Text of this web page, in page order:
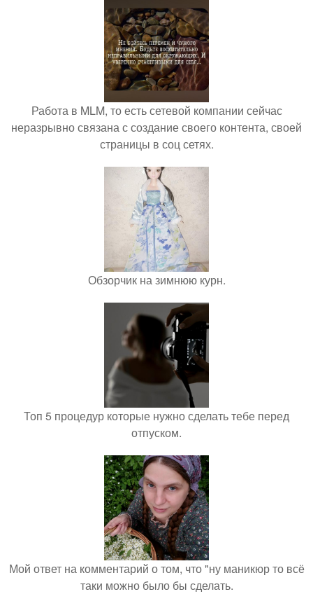
Работа в MLM, то есть сетевой компании сейчас
неразрывно связана с создание своего контента, своей
страницы в соц сетях.
Обзорчик на зимнюю курн.
Топ 5 процедур которые нужно сделать тебе перед
отпуском.
Мой ответ на комментарий о том, что "ну маникюр то всё
таки можно было бы сделать.